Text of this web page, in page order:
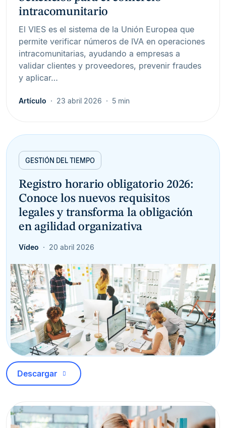
intracomunitario
El VIES es el sistema de la Unión Europea que
permite verificar números de IVA en operaciones
intracomunitarias, ayudando a empresas a
validar clientes y proveedores, prevenir fraudes
y aplicar…
Artículo 23 abril 2026 5 min
GESTIÓN DEL TIEMPO
Registro horario obligatorio 2026:
Conoce los nuevos requisitos
legales y transforma la obligación
en agilidad organizativa
Vídeo 20 abril 2026
Descargar